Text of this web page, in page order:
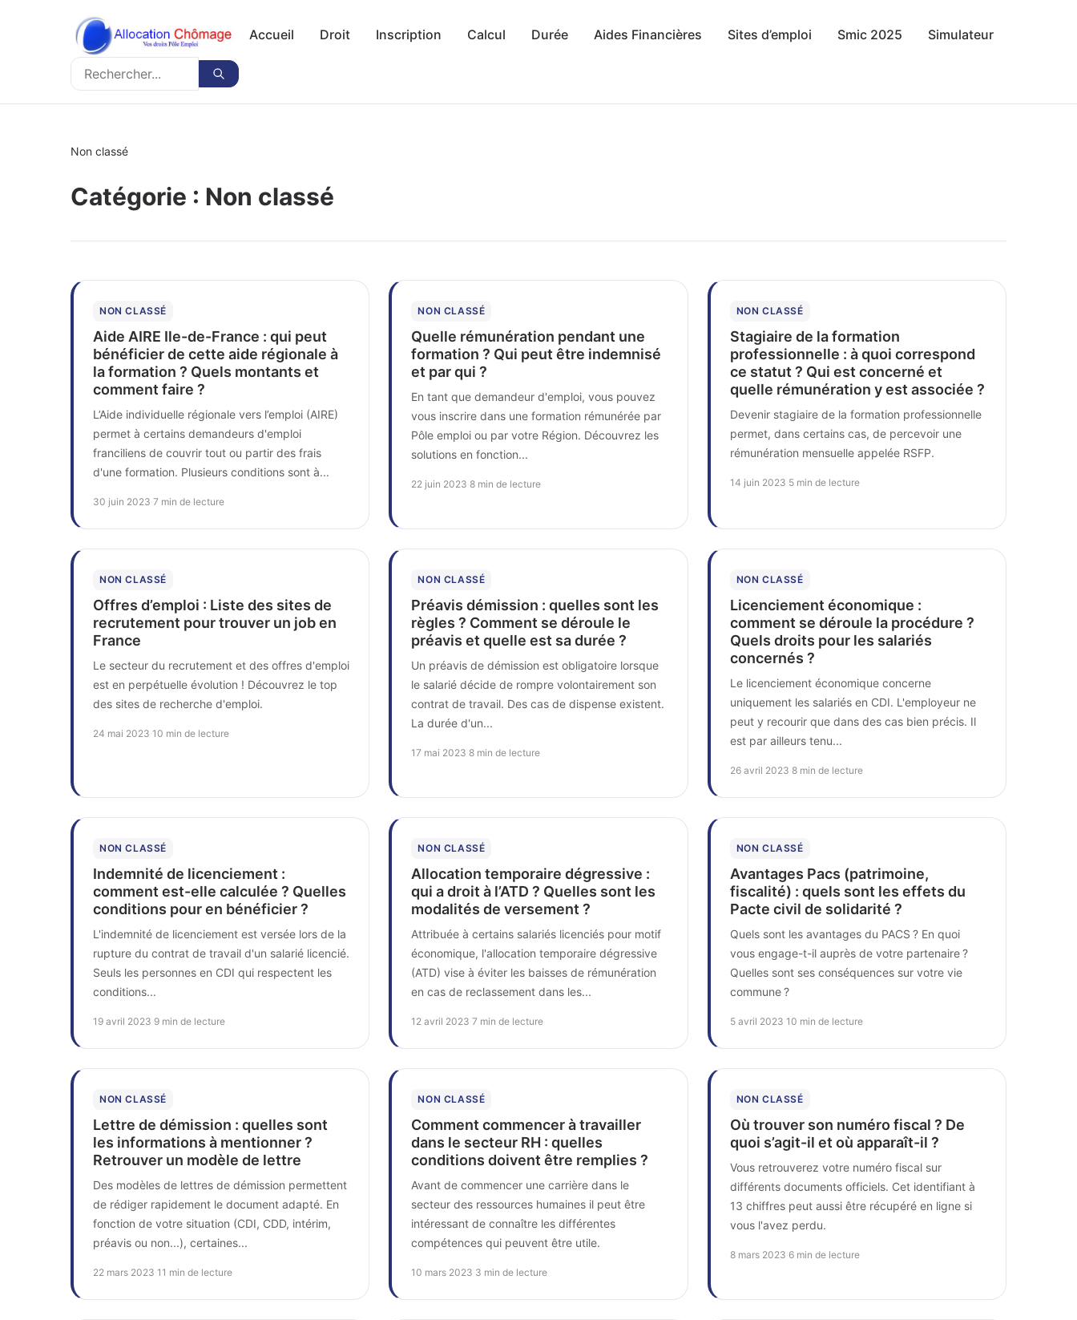
Accueil Droit Inscription Calcul Durée Aides Financières Sites d’emploi Smic 2025 Simulateur
Rechercher Rechercher
Non classé
Catégorie : Non classé
NON CLASSÉ
Aide AIRE Ile-de-France : qui peut
bénéficier de cette aide régionale à
la formation ? Quels montants et
comment faire ?
L’Aide individuelle régionale vers l’emploi (AIRE)
permet à certains demandeurs d'emploi
franciliens de couvrir tout ou partir des frais
d'une formation. Plusieurs conditions sont à...
30 juin 2023 7 min de lecture
NON CLASSÉ
Quelle rémunération pendant une
formation ? Qui peut être indemnisé
et par qui ?
En tant que demandeur d'emploi, vous pouvez
vous inscrire dans une formation rémunérée par
Pôle emploi ou par votre Région. Découvrez les
solutions en fonction...
22 juin 2023 8 min de lecture
NON CLASSÉ
Stagiaire de la formation
professionnelle : à quoi correspond
ce statut ? Qui est concerné et
quelle rémunération y est associée ?
Devenir stagiaire de la formation professionnelle
permet, dans certains cas, de percevoir une
rémunération mensuelle appelée RSFP.
14 juin 2023 5 min de lecture
NON CLASSÉ
Offres d’emploi : Liste des sites de
recrutement pour trouver un job en
France
Le secteur du recrutement et des offres d'emploi
est en perpétuelle évolution ! Découvrez le top
des sites de recherche d'emploi.
24 mai 2023 10 min de lecture
NON CLASSÉ
Préavis démission : quelles sont les
règles ? Comment se déroule le
préavis et quelle est sa durée ?
Un préavis de démission est obligatoire lorsque
le salarié décide de rompre volontairement son
contrat de travail. Des cas de dispense existent.
La durée d'un...
17 mai 2023 8 min de lecture
NON CLASSÉ
Licenciement économique :
comment se déroule la procédure ?
Quels droits pour les salariés
concernés ?
Le licenciement économique concerne
uniquement les salariés en CDI. L'employeur ne
peut y recourir que dans des cas bien précis. Il
est par ailleurs tenu...
26 avril 2023 8 min de lecture
NON CLASSÉ
Indemnité de licenciement :
comment est-elle calculée ? Quelles
conditions pour en bénéficier ?
L'indemnité de licenciement est versée lors de la
rupture du contrat de travail d'un salarié licencié.
Seuls les personnes en CDI qui respectent les
conditions...
19 avril 2023 9 min de lecture
NON CLASSÉ
Allocation temporaire dégressive :
qui a droit à l’ATD ? Quelles sont les
modalités de versement ?
Attribuée à certains salariés licenciés pour motif
économique, l'allocation temporaire dégressive
(ATD) vise à éviter les baisses de rémunération
en cas de reclassement dans les...
12 avril 2023 ·7 min de lecture
NON CLASSÉ
Avantages Pacs (patrimoine,
fiscalité) : quels sont les effets du
Pacte civil de solidarité ?
Quels sont les avantages du PACS ? En quoi
vous engage-t-il auprès de votre partenaire ?
Quelles sont ses conséquences sur votre vie
commune ?
5 avril 2023 10 min de lecture
NON CLASSÉ
Lettre de démission : quelles sont
les informations à mentionner ?
Retrouver un modèle de lettre
Des modèles de lettres de démission permettent
de rédiger rapidement le document adapté. En
fonction de votre situation (CDI, CDD, intérim,
préavis ou non...), certaines...
22 mars 2023 11 min de lecture
NON CLASSÉ
Comment commencer à travailler
dans le secteur RH : quelles
conditions doivent être remplies ?
Avant de commencer une carrière dans le
secteur des ressources humaines il peut être
intéressant de connaître les différentes
compétences qui peuvent être utile.
10 mars 2023 3 min de lecture
NON CLASSÉ
Où trouver son numéro fiscal ? De
quoi s’agit-il et où apparaît-il ?
Vous retrouverez votre numéro fiscal sur
différents documents officiels. Cet identifiant à
13 chiffres peut aussi être récupéré en ligne si
vous l'avez perdu.
8 mars 2023 6 min de lecture